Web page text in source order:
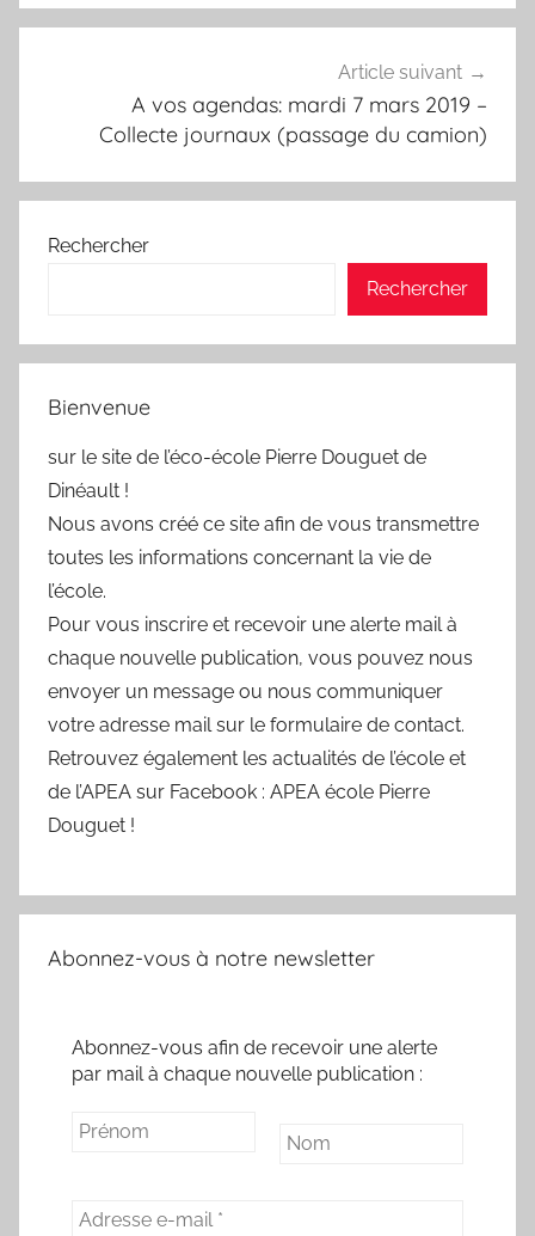
Article suivant
A vos agendas: mardi 7 mars 2019 –
Collecte journaux (passage du camion)
Rechercher
Rechercher
Bienvenue
sur le site de l’éco-école Pierre Douguet de
Dinéault !
Nous avons créé ce site afin de vous transmettre
toutes les informations concernant la vie de
l’école.
Pour vous inscrire et recevoir une alerte mail à
chaque nouvelle publication, vous pouvez nous
envoyer un message ou nous communiquer
votre adresse mail sur le formulaire de contact.
Retrouvez également les actualités de l’école et
de l’APEA sur Facebook : APEA école Pierre
Douguet !
Abonnez-vous à notre newsletter
Abonnez-vous afin de recevoir une alerte
par mail à chaque nouvelle publication :